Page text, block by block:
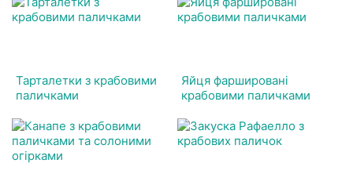
Тарталетки з крабовими
паличками
Яйця фаршировані
крабовими паличками